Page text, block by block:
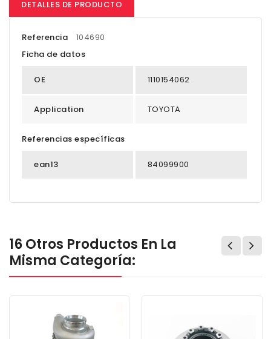
DETALLES DE PRODUCTO
Referencia
104690
Ficha de datos
OE 1110154062
Application TOYOTA
Referencias específicas
ean13 84099900
16 Otros Productos En La
Misma Categoría: